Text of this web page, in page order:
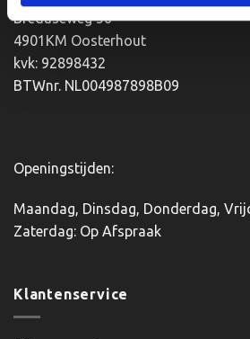
Bredaseweg 56
4901KM Oosterhout
kvk: 92898432
BTWnr. NL004987898B09
Openingstijden:
Maandag, Dinsdag, Donderdag,
Zaterdag: Op Afspraak
Klantenservice